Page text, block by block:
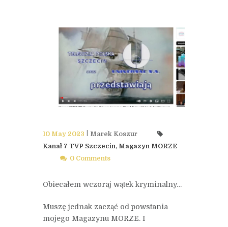
10 May 2023
Marek Koszur
Kanał 7 TVP Szczecin, Magazyn MORZE
0 Comments
Obiecałem wczoraj wątek kryminalny…
Muszę jednak zacząć od powstania
mojego Magazynu MORZE. I